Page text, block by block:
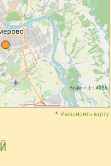
Scale = 1 : 433K
Расширить карту